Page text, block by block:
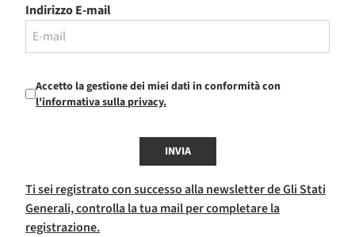
Indirizzo E-mail
Accetto la gestione dei miei dati in conformità con
l'informativa sulla privacy.
INVIA
Ti sei registrato con successo alla newsletter de Gli Stati
Generali, controlla la tua mail per completare la
registrazione.